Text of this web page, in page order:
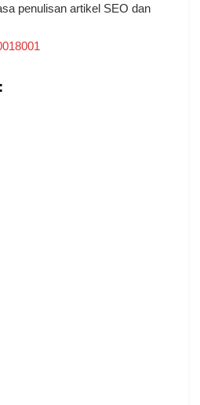
penulisan artikel SEO dan